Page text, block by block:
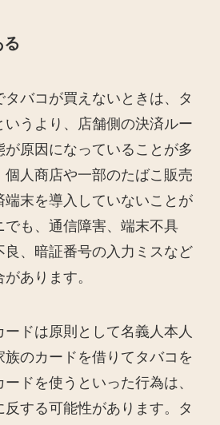
バコが買えないときは、タ
うより、店舗側の決済ルー
原因になっていることが多
個人商店や一部のたばこ販売
端末を導入していないことが
でも、通信障害、端末不具
、暗証番号の入力ミスなど
あります。
ードは原則として名義人本人
のカードを借りてタバコを
ドを使うといった行為は、
する可能性があります。タ